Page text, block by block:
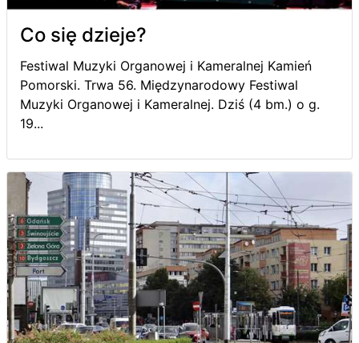
Co się dzieje?
Festiwal Muzyki Organowej i Kameralnej Kamień
Pomorski. Trwa 56. Międzynarodowy Festiwal
Muzyki Organowej i Kameralnej. Dziś (4 bm.) o g.
19...